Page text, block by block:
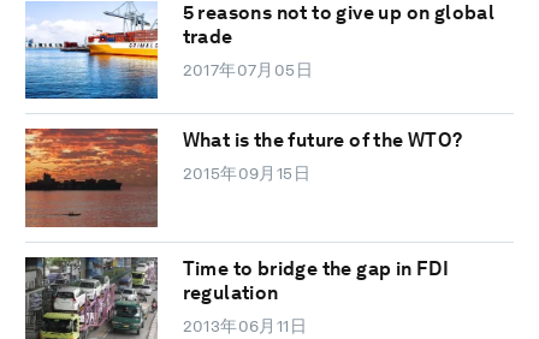
5 reasons not to give up on global
trade
2017年07月05日
What is the future of the WTO?
2015年09月15日
Time to bridge the gap in FDI
regulation
2013年06月11日